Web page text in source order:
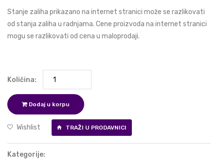
Stanje zaliha prikazano na internet stranici može se razlikovati
od stanja zaliha u radnjama. Cene proizvoda na internet stranici
mogu se razlikovati od cena u maloprodaji.
Količina:
Dodaj u korpu
Wishlist TRAŽI U PRODAVNICI
Kategorije: